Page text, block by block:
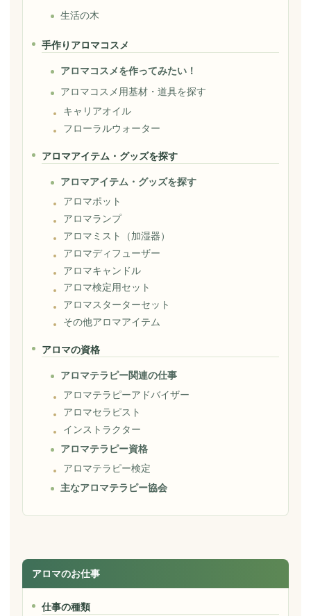
生活の木
手作りアロマコスメ
アロマコスメを作ってみたい！
アロマコスメ用基材・道具を探す
キャリアオイル
フローラルウォーター
アロマアイテム・グッズを探す
アロマアイテム・グッズを探す
アロマポット
アロマランプ
アロマミスト（加湿器）
アロマディフューザー
アロマキャンドル
アロマ検定用セット
アロマスターターセット
その他アロマアイテム
アロマの資格
アロマテラピー関連の仕事
アロマテラピーアドバイザー
アロマセラピスト
インストラクター
アロマテラピー資格
アロマテラピー検定
主なアロマテラピー協会
アロマのお仕事
仕事の種類